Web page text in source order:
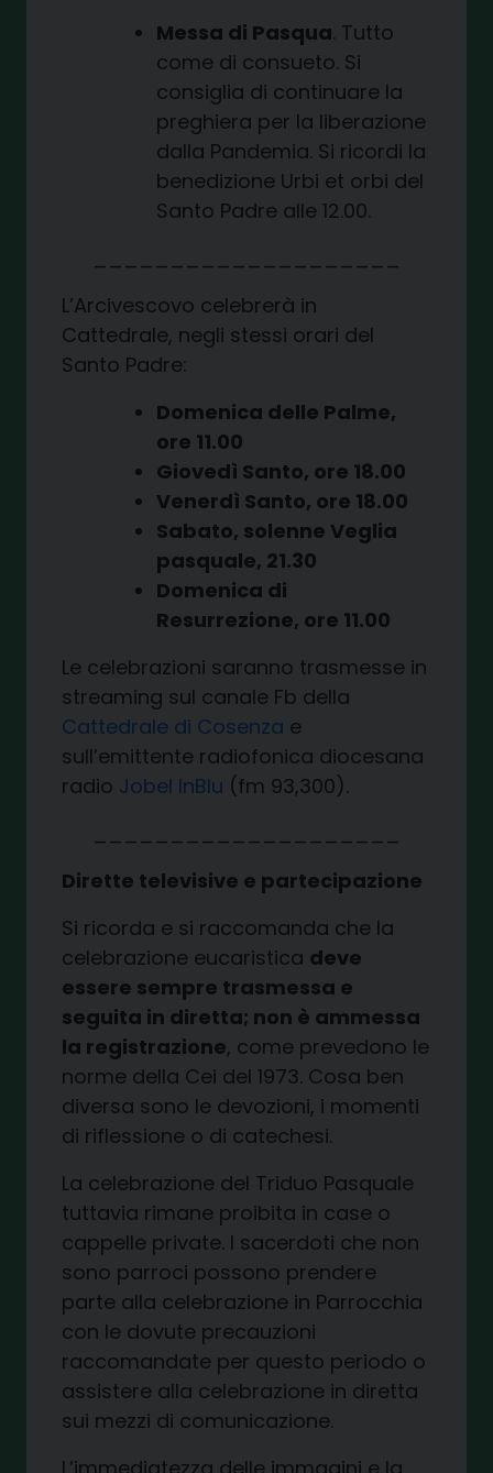
Messa di Pasqua. Tutto
come di consueto. Si
consiglia di continuare la
preghiera per la liberazione
dalla Pandemia. Si ricordi la
benedizione Urbi et orbi del
Santo Padre alle 12.00.
L’Arcivescovo celebrerà in
Cattedrale, negli stessi orari del
Santo Padre:
Domenica delle Palme,
ore 11.00
Giovedì Santo, ore 18.00
Venerdì Santo, ore 18.00
Sabato, solenne Veglia
pasquale, 21.30
Domenica di
Resurrezione, ore 11.00
Le celebrazioni saranno trasmesse in
streaming sul canale Fb della
Cattedrale di Cosenza e
sull’emittente radiofonica diocesana
radio Jobel InBlu (fm 93,300).
Dirette televisive e partecipazione
Si ricorda e si raccomanda che la
celebrazione eucaristica deve
essere sempre trasmessa e
seguita in diretta; non è ammessa
la registrazione, come prevedono le
norme della Cei del 1973. Cosa ben
diversa sono le devozioni, i momenti
di riflessione o di catechesi.
La celebrazione del Triduo Pasquale
tuttavia rimane proibita in case o
cappelle private. I sacerdoti che non
sono parroci possono prendere
parte alla celebrazione in Parrocchia
con le dovute precauzioni
raccomandate per questo periodo o
assistere alla celebrazione in diretta
sui mezzi di comunicazione.